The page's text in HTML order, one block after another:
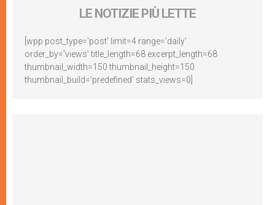
LE NOTIZIE PIÙ LETTE
[wpp post_type='post' limit=4 range='daily'
order_by='views' title_length=68 excerpt_length=68
thumbnail_width=150 thumbnail_height=150
thumbnail_build='predefined' stats_views=0]